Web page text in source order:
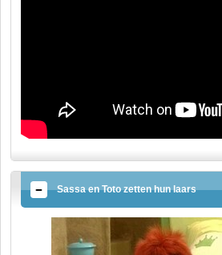
Sassa en Toto zetten hun laars